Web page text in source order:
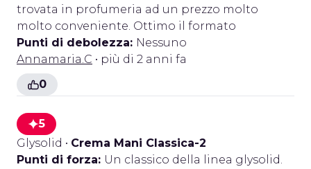
trovata in profumeria ad un prezzo molto
molto conveniente. Ottimo il formato
Punti di debolezza: Nessuno
Annamaria.C • più di 2 anni fa
0
5
Glysolid • Crema Mani Classica-2
Punti di forza: Un classico della linea glysolid.